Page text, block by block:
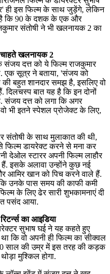
ही इस फिल्म के साथ जुड़ेंगे, लेकिन
है कि 90 के दशक के एक और
संतोषी ने भी खलनायक 2 का
चाहते खलनायक 2
संजय दत्त को ये फिल्म राजकुमार
एक सूत्र ने बताया, 'संजय को
की बहुत शानदार समझ है, इसलिए वो
बात यह है कि इन दोनों
संजय दत्त को लगा कि अगर
भी इतने स्पेशल प्रोजेक्ट के लिए,
संतोषी के साथ मुलाकात की थी,
फिल्म डायरेक्ट करने से मना कर
देओल स्टारर अपनी फिल्म लाहौर
इसके अलावा उन्होंने कुछ नई
आमिर खान को पिच करने वाले हैं.
उनके पास समय की काफी कमी
के लिए ढेर सारी शुभकामनाएं दी
पसंद आया.
का आइडिया
सुभाष घई ने यह कहते हुए
कि वो अपनी ही फिल्म का सीक्वल
साल की उम्र में इस तरह की कड़क
मुश्किल होगा.